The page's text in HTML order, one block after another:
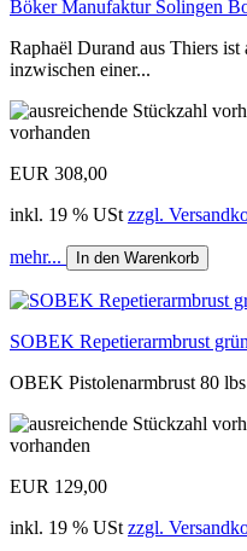
Böker Manufaktur Solingen
Raphaël Durand aus Thiers ist
inzwischen einer...
vorhanden
EUR 308,00
inkl. 19 % USt zzgl.
mehr... In den Warenkorb
SOBEK Repetierarmbrust
OBEK Pistolenarmbrust 80
vorhanden
EUR 129,00
inkl. 19 % USt zzgl.